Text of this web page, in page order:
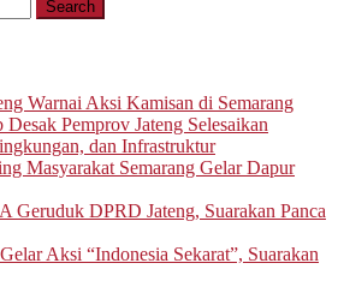
Warnai Aksi Kamisan di Semarang
Pemprov Jateng Selesaikan
dan Infrastruktur
Masyarakat Semarang Gelar Dapur
Geruduk DPRD Jateng, Suarakan Panca
Aksi “Indonesia Sekarat”, Suarakan